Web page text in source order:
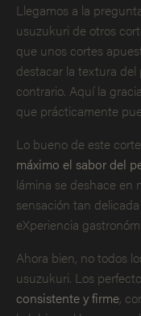
Llegamos a la
usuzukuri de otros
que unos cortes
destacar la textura
contrario. Aquí la
que prácticamente
Lo bueno de este
máximo el sabor del
lámina se deshace en
sensación tan
eXperiencia
Ahora bien, no todos
usuzukuri. Los
consistente y firme,